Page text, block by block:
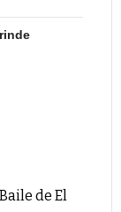
de El